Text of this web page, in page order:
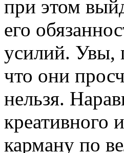
при этом
его
усилий. Увы,
что они
нельзя.
креативного
карману по